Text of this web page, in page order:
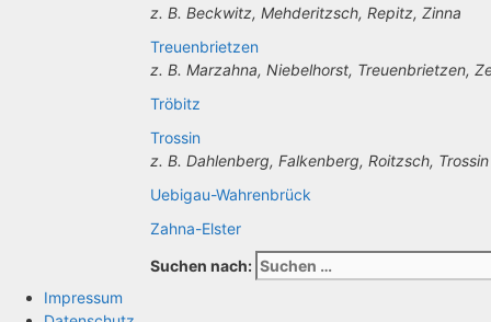
z. B. Beckwitz, Mehderitzsch, Repitz, Zinna
Treuenbrietzen
z. B. Marzahna, Niebelhorst, Treuenbrietzen,
Tröbitz
Trossin
z. B. Dahlenberg, Falkenberg, Roitzsch, Trossin
Uebigau-Wahrenbrück
Zahna-Elster
Suchen nach:
Impressum